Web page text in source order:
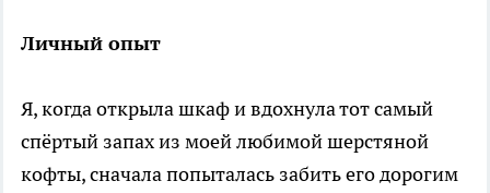
Личный опыт
Я, когда открыла шкаф и вдохнула тот самый
спёртый запах из моей любимой шерстяной
кофты, сначала попыталась забить его дорогим